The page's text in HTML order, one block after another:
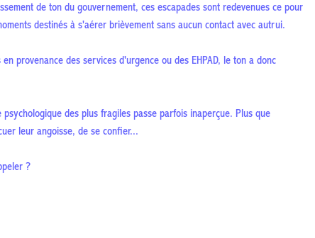
de ton du gouvernement, ces escapades sont redevenues ce pour
destinés à s'aérer brièvement sans aucun contact avec autrui.
provenance des services d'urgence ou des EHPAD, le ton a donc
des plus fragiles passe parfois inaperçue. Plus que
leur angoisse, de se confier...
?